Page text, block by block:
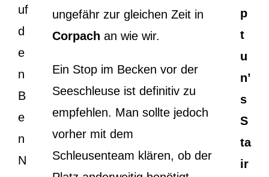
uf
d
e
n
B
e
n
N
p
t
u
n’
s
S
ta
ir
ungefähr zur gleichen Zeit in
Corpach an wie wir.
Ein Stop im Becken vor der
Seeschleuse ist definitiv zu
empfehlen. Man sollte jedoch
vorher mit dem
Schleusenteam klären, ob der